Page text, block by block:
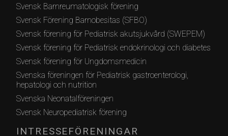
Svensk Barnreumatologisk förening
Svensk Förening Barnobesitas (SFBO)
Svensk förening för Pediatrisk akutsjukvård (SWEPEM)
Svensk förening för Pediatrisk endokrinologi och diabetes
Svensk förening för Ungdomsmedicin
Svenska föreningen för Pediatrisk gastroenterologi,
hepatologi och nutrition
Svenska Neonatalföreningen
Svensk Neuropediatrisk förening
INTRESSEFÖRENINGAR